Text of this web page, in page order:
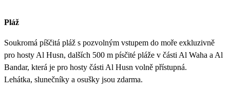
Pláž
Soukromá píščitá pláž s pozvolným vstupem do moře exkluzivně
pro hosty Al Husn, dalších 500 m písčité pláže v části Al Waha a Al
Bandar, která je pro hosty části Al Husn volně přístupná.
Lehátka, slunečníky a osušky jsou zdarma.